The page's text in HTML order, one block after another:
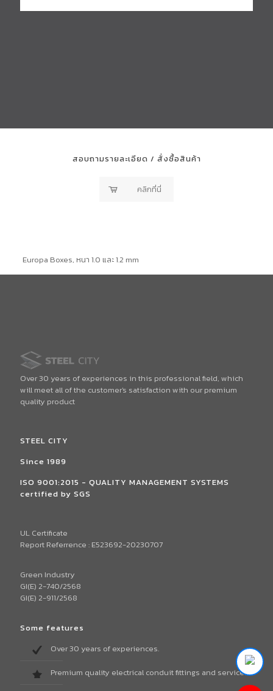
สอบถามรายละเอียด / สั่งซื้อสินค้า
คลิกที่นี่
Europa Boxes, หนา 1.0 และ 1.2 mm
Over 30 years of experiences in this professional field, which
will meet all of the customer's satisfaction with our premium
quality product
STEEL CITY
Since 1989
ISO 9001:2015 - QUALITY MANAGEMENT SYSTEMS
certified by SGS
UL Certificate
Report Referrence : E523692-20230707
Green Industry
GI(E) 2-740/2568
GI(E) 2-911/2568
Some features
Over 30 years of experiences.
Premium quality electrical conduit fittings and services.